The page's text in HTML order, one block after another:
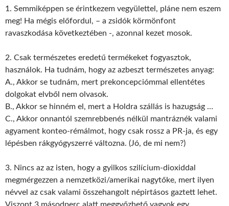
1. Semmiképpen se érintkezem vegyülettel, pláne nem eszem
meg! Ha mégis előfordul, – a zsidók körmönfont
ravaszkodása következtében -, azonnal kezet mosok.
2. Csak természetes eredetű termékeket fogyasztok,
használok. Ha tudnám, hogy az azbeszt természetes anyag:
A., Akkor se tudnám, mert prekoncepciómmal ellentétes
dolgokat elvből nem olvasok.
B., Akkor se hinném el, mert a Holdra szállás is hazugság …
C., Akkor onnantól szemrebbenés nélkül mantráznék valami
agyament konteo-rémálmot, hogy csak rossz a PR-ja, és egy
lépésben rákgyógyszerré változna. (Jó, de mi nem?)
3. Nincs az az isten, hogy a gyilkos szilícium-dioxiddal
megmérgezzen a nemzetközi/amerikai nagytőke, mert ilyen
névvel az csak valami összehangolt népirtásos gaztett lehet.